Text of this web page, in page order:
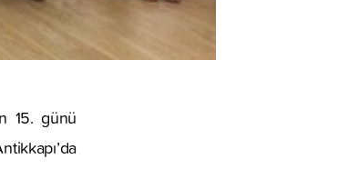
15. günü